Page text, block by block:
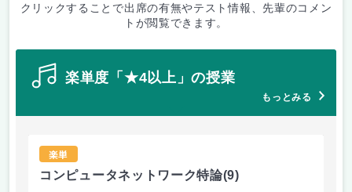
クリックすることで出席の有無やテスト情報、先輩のコメン
トが閲覧できます。
楽単度「★4以上」の授業
もっとみる
楽単
コンピュータネットワーク特論(9)